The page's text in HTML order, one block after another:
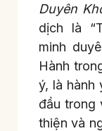
Duyên
dịch là
minh
Hành
ý, là hành
đầu trong
thiện và